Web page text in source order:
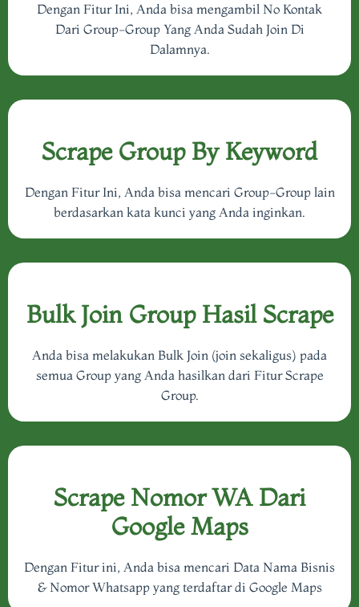
Dengan Fitur Ini, Anda bisa mengambil No Kontak
Dari Group-Group Yang Anda Sudah Join Di
Dalamnya.
Scrape Group By Keyword
Dengan Fitur Ini, Anda bisa mencari Group-Group lain
berdasarkan kata kunci yang Anda inginkan.
Bulk Join Group Hasil Scrape
Anda bisa melakukan Bulk Join (join sekaligus) pada
semua Group yang Anda hasilkan dari Fitur Scrape
Group.
Scrape Nomor WA Dari
Google Maps
Dengan Fitur ini, Anda bisa mencari Data Nama Bisnis
& Nomor Whatsapp yang terdaftar di Google Maps